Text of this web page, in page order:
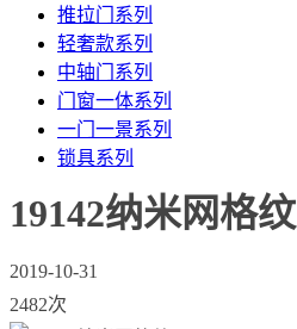
推拉门系列
轻奢款系列
中轴门系列
门窗一体系列
一门一景系列
锁具系列
19142纳米网格纹
2019-10-31
2482次